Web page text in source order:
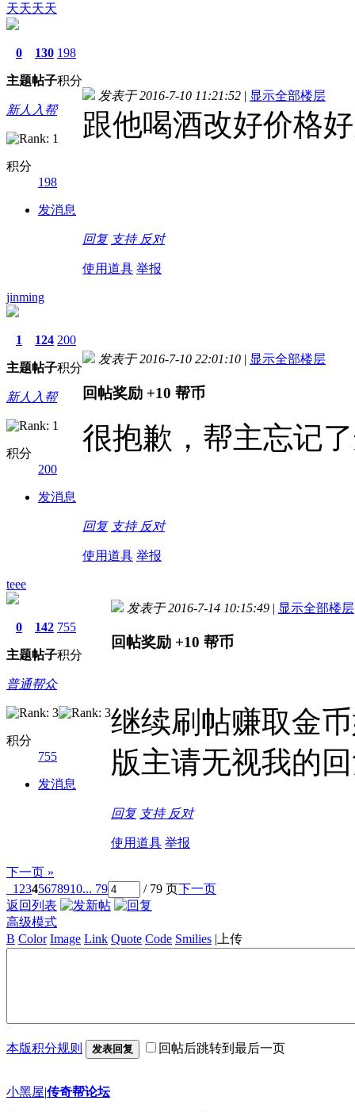
天天天天
0
主题
130
帖子
198
积分
新人入帮
积分
198
发消息
发表于 2016-7-10 11:21:52 | 显示全部楼层
跟他喝酒改好价格
回复 支持 反对
使用道具 举报
jinming
1
主题
124
帖子
200
积分
新人入帮
积分
200
发消息
发表于 2016-7-10 22:01:10 | 显示全部楼层
回帖奖励 +10 帮币
很抱歉，帮主忘记
回复 支持 反对
使用道具 举报
teee
0
主题
142
帖子
755
积分
普通帮众
积分
755
发消息
发表于 2016-7-14 10:15:49 | 显示全部楼层
回帖奖励 +10 帮币
继续刷帖赚取金
版主请无视我的
回复 支持 反对
使用道具 举报
下一页 »
1 2345678910... 79 / 79 页下一页
返回列表
高级模式
B Color Image Link Quote Code Smilies | 上传
本版积分规则 发表回复 回帖后跳转到最后一页
小黑屋|传奇帮论坛